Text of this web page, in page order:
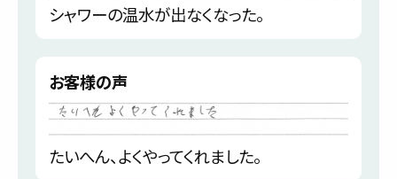
シャワーの温水が出なくなった。
お客様の声
たいへん、よくやってくれました。